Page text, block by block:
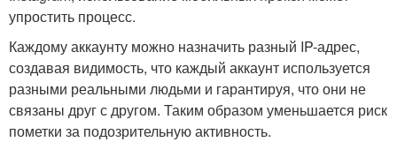
упростить процесс.
Каждому аккаунту можно назначить разный IP-адрес,
создавая видимость, что каждый аккаунт используется
разными реальными людьми и гарантируя, что они не
связаны друг с другом. Таким образом уменьшается риск
пометки за подозрительную активность.